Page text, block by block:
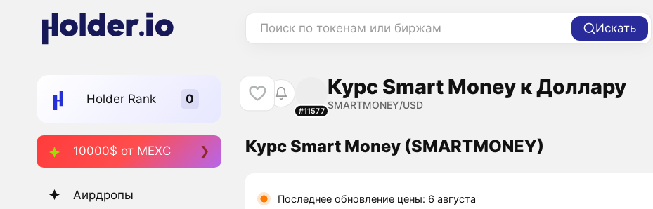
Поиск по токенам или биржам Искать
Holder Rank
10000$ от MEXC
Аирдропы
#11577
Курс Smart Money к Доллару
SMARTMONEY/USD
Курс Smart Money (SMARTMONEY)
Последнее обновление цены: 6 августа